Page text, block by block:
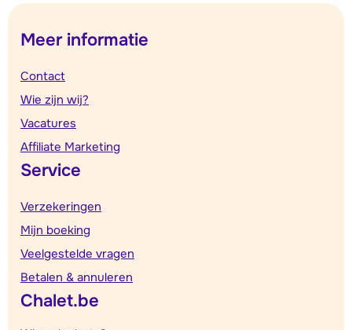
Meer informatie
Contact
Wie zijn wij?
Vacatures
Affiliate Marketing
Service
Verzekeringen
Mijn boeking
Veelgestelde vragen
Betalen & annuleren
Chalet.be